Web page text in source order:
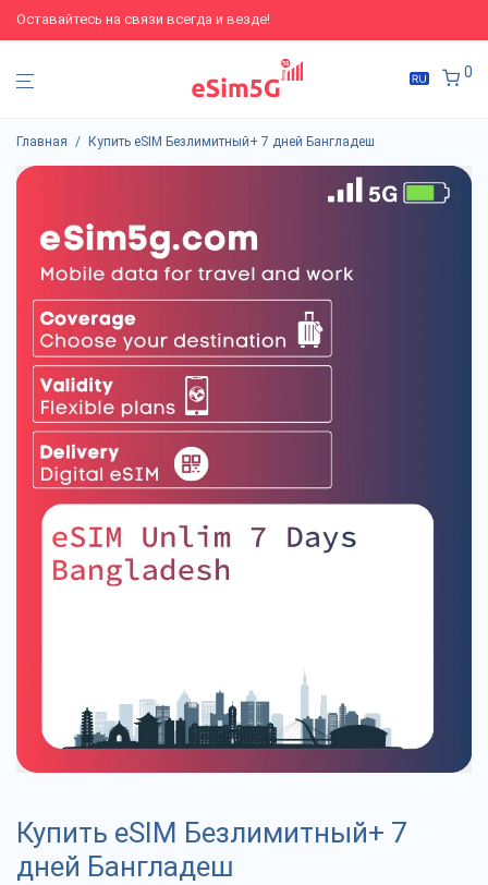
Оставайтесь на связи всегда и везде!
0
Главная / Купить eSIM Безлимитный+ 7 дней Бангладеш
Купить eSIM Безлимитный+ 7
дней Бангладеш